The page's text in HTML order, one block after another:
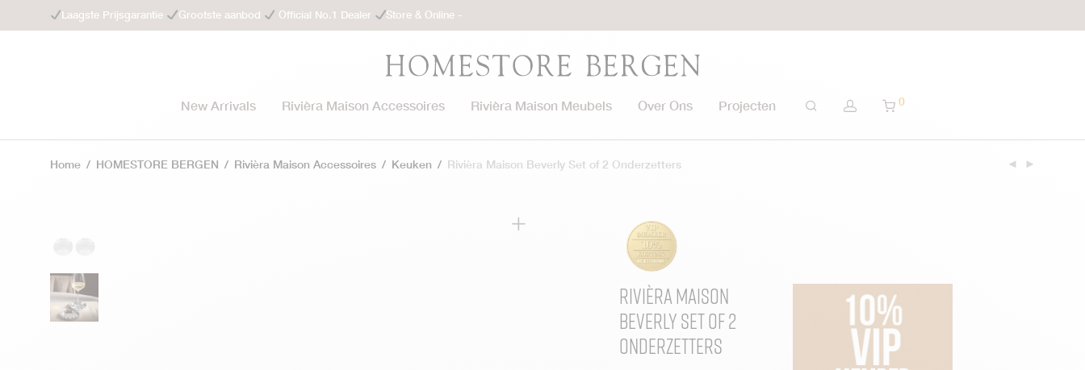
Laagste Prijsgarantie Grootste aanbod Official No.1 Dealer Store & Online -
New Arrivals Rivièra Maison Accessoires Rivièra Maison Meubels Over Ons Projecten 0
Home / HOMESTORE BERGEN / Rivièra Maison Accessoires / Keuken / Rivièra Maison Beverly Set of 2 Onderzetters
Rivièra Maison
Beverly Set of 2
Onderzetters